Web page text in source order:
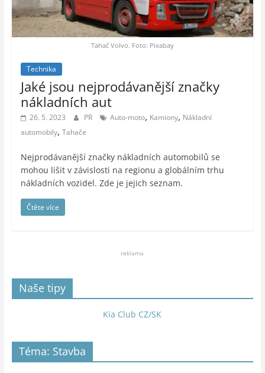
moto,
vesmír
Tahač Volvo. Foto: Pixabay
Technika
Jaké jsou nejprodávanější značky
nákladních aut
26. 5. 2023 PR Auto-moto, Kamiony, Nákladní
automobily, Tahače
Nejprodávanější značky nákladních automobilů se
mohou lišit v závislosti na regionu a globálním trhu
nákladních vozidel. Zde je jejich seznam.
Čtěte více
reklama
Naše tipy
Kia Club CZ/SK
Téma: Stavba